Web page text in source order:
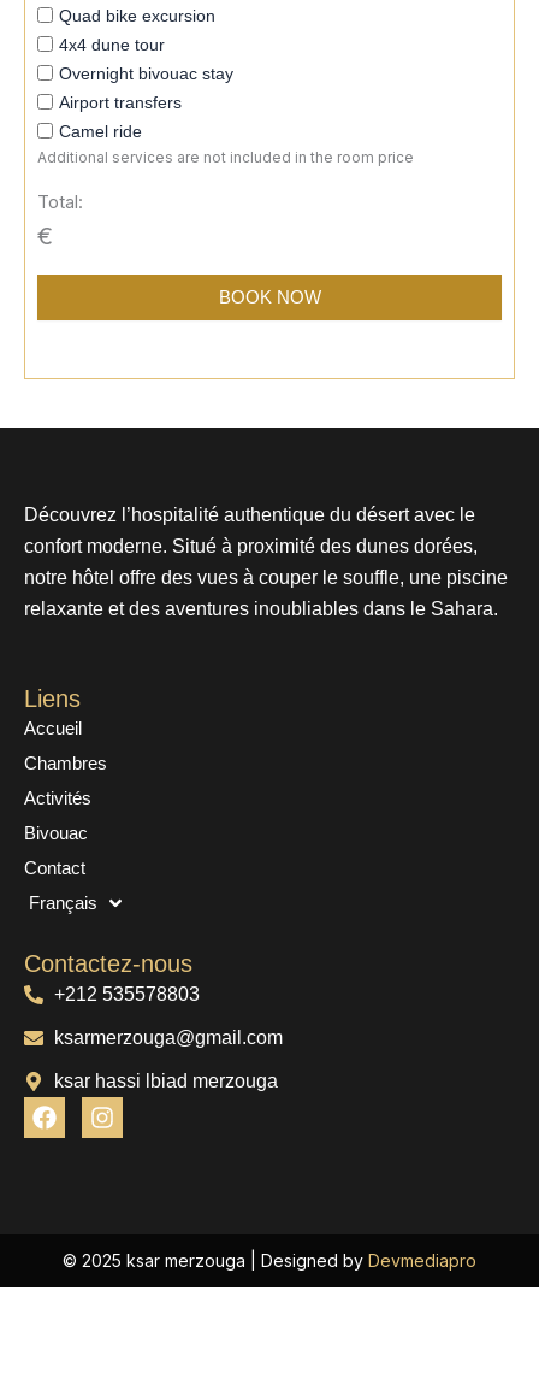
Quad bike excursion
4x4 dune tour
Overnight bivouac stay
Airport transfers
Camel ride
Additional services are not included in the room price
Total:
€
BOOK NOW
Découvrez l’hospitalité authentique du désert avec le
confort moderne. Situé à proximité des dunes dorées,
notre hôtel offre des vues à couper le souffle, une piscine
relaxante et des aventures inoubliables dans le Sahara.
Liens
Accueil
Chambres
Activités
Bivouac
Contact
Français
Contactez-nous
+212 535578803
ksarmerzouga@gmail.com
ksar hassi lbiad merzouga
F
a
I
n
r
a
© 2025 ksar merzouga | Designed by Devmediapro